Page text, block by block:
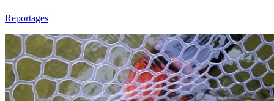
Reportages